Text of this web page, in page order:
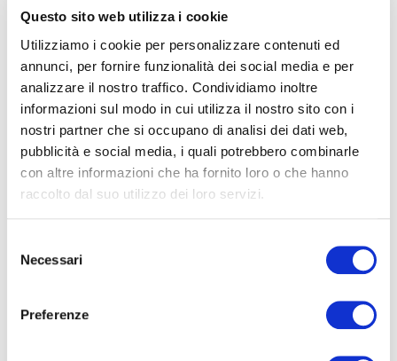
Questo sito web utilizza i cookie
Utilizziamo i cookie per personalizzare contenuti ed
annunci, per fornire funzionalità dei social media e per
analizzare il nostro traffico. Condividiamo inoltre
informazioni sul modo in cui utilizza il nostro sito con i
nostri partner che si occupano di analisi dei dati web,
pubblicità e social media, i quali potrebbero combinarle
con altre informazioni che ha fornito loro o che hanno
raccolto dal suo utilizzo dei loro servizi.
delNecessari
Preferenze
INTERPRETI